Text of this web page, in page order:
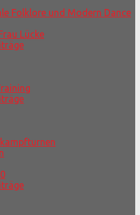
Folklore und Modern Dance
Lücke